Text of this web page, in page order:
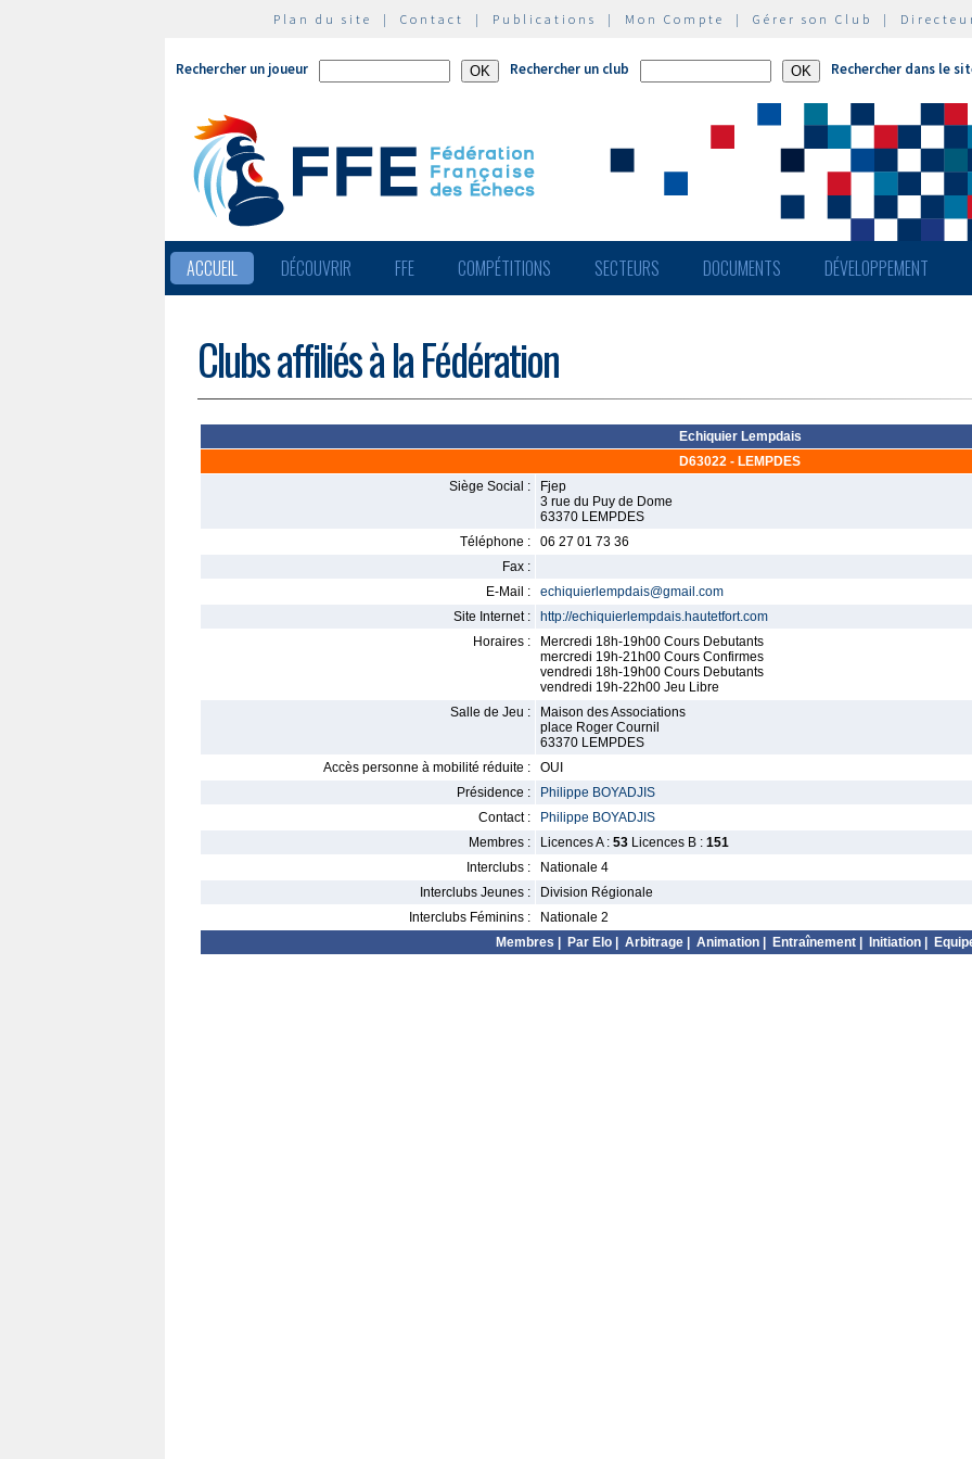
Plan du site | Contact | Publications | Mon Compte | Gérer son Club |
Rechercher un joueur Rechercher un club Rechercher dans le
ACCUEIL DÉCOUVRIR FFE COMPÉTITIONS SECTEURS DOCUMENTS DÉVELOPPEMENT
Clubs affiliés à la Fédération
Echiquier Lempdais
D63022 - LEMPDES
Siège Social :
Fjep
3 rue du Puy de Dome
63370 LEMPDES
Téléphone :
06 27 01 73 36
Fax :
E-Mail :
echiquierlempdais@gmail.com
Site Internet :
http://echiquierlempdais.hautetfort.com
Horaires :
Mercredi 18h-19h00 Cours Debutants
mercredi 19h-21h00 Cours Confirmes
vendredi 18h-19h00 Cours Debutants
vendredi 19h-22h00 Jeu Libre
Salle de Jeu :
Maison des Associations
place Roger Cournil
63370 LEMPDES
Accès personne à mobilité réduite :
OUI
Présidence :
Philippe BOYADJIS
Contact :
Philippe BOYADJIS
Membres :
Licences A : 53 Licences B : 151
Interclubs :
Nationale 4
Interclubs Jeunes :
Division Régionale
Interclubs Féminins :
Nationale 2
Membres
Par Elo Arbitrage Animation Entraînement Initiation